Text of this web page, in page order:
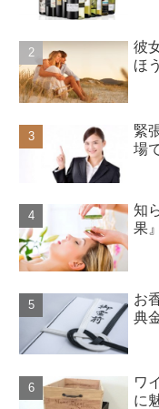
彼
ほ
緊
場
知
果
お
典
ワ
に